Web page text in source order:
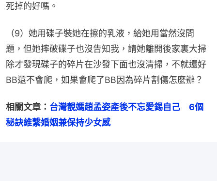
死掉的好嗎。
（9）她用碟子裝她在擦的乳液，給她用當然沒問
題，但她摔破碟子也沒告知我，請她離開後家裏大掃
除才發現碟子的碎片在沙發下面也沒清掃，不就還好
BB還不會爬，如果會爬了BB因為碎片割傷怎麼辦？
相關文章： 台灣靚媽趙孟姿產後不忘愛錫自己　6個
秘訣維繫婚姻兼保持少女感